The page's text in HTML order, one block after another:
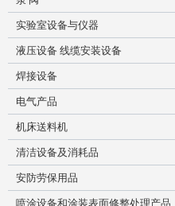
实验室设备与仪器
液压设备 线缆安装设备
焊接设备
电气产品
机床送料机
清洁设备及消耗品
安防劳保用品
喷涂设备和涂装表面修整处理产品